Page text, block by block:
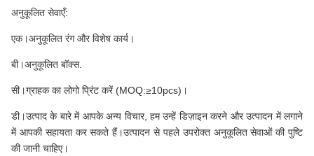
अनुकूलित सेवाएँ:
एक।अनुकूलित रंग और विशेष कार्य।
बी।अनुकूलित बॉक्स.
सी।ग्राहक का लोगो प्रिंट करें (MOQ:≥10pcs)।
डी।उत्पाद के बारे में आपके अन्य विचार, हम उन्हें डिज़ाइन करने और उत्पादन में लगाने
में आपकी सहायता कर सकते हैं।उत्पादन से पहले उपरोक्त अनुकूलित सेवाओं की पुष्टि
की जानी चाहिए।